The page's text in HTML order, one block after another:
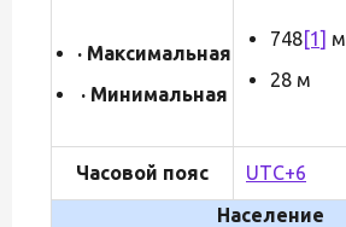
· Максимальная
· Минимальная
748[1] м
28 м
Часовой пояс
UTC+6
Население